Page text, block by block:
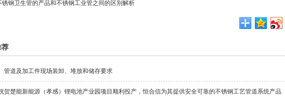
锈钢卫生管的产品和不锈钢工业管之间的区别解析
荐
管道及加工件现场装卸、堆放和储存要求
贺楚能新能源（孝感）锂电池产业园项目顺利投产，恒合信为其提供安全可靠的不锈钢工艺管道系统产品